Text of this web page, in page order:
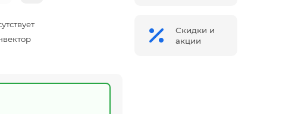
Скидки и
акции